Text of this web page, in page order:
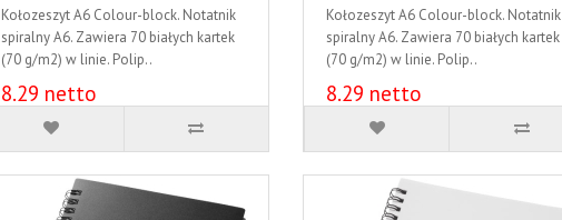
Kołozeszyt A6 Colour-block. Notatnik
spiralny A6. Zawiera 70 białych kartek
(70 g/m2) w linie. Polip..
8.29 netto
Kołozeszyt A6 Colour-block. Notatnik
spiralny A6. Zawiera 70 białych kartek
(70 g/m2) w linie. Polip..
8.29 netto